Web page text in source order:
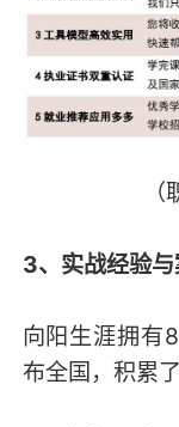
3、实战经验与
向阳生涯拥有
布全国，积累